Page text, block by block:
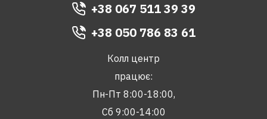
+38 067 511 39 39
+38 050 786 83 61
Колл центр
працює:
Пн-Пт 8:00-18:00,
Сб 9:00-14:00